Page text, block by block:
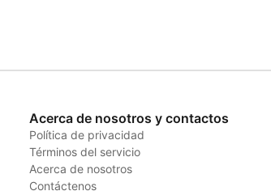
Acerca de nosotros y contactos
Política de privacidad
Términos del servicio
Acerca de nosotros
Contáctenos